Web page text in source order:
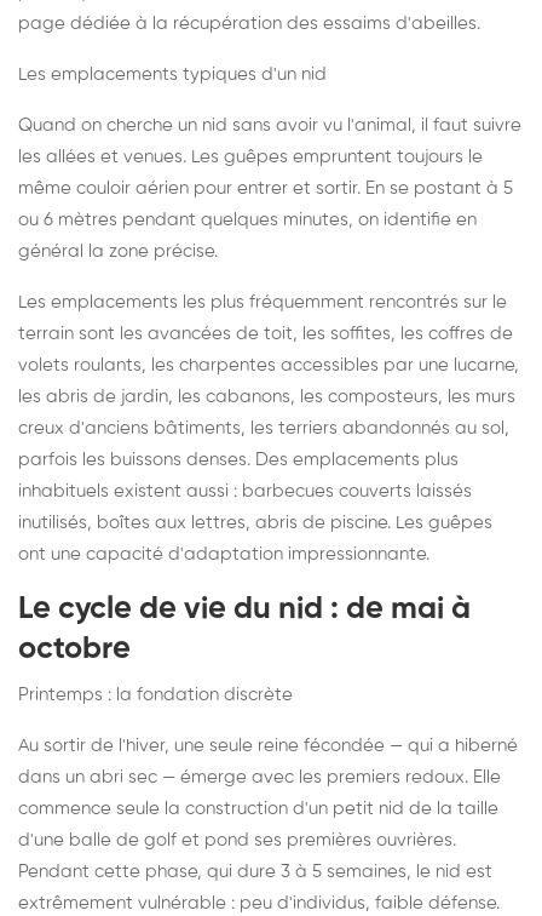
page dédiée à la récupération des essaims d'abeilles.
Les emplacements typiques d'un nid
Quand on cherche un nid sans avoir vu l'animal, il faut suivre
les allées et venues. Les guêpes empruntent toujours le
même couloir aérien pour entrer et sortir. En se postant à 5
ou 6 mètres pendant quelques minutes, on identifie en
général la zone précise.
Les emplacements les plus fréquemment rencontrés sur le
terrain sont les avancées de toit, les soffites, les coffres de
volets roulants, les charpentes accessibles par une lucarne,
les abris de jardin, les cabanons, les composteurs, les murs
creux d'anciens bâtiments, les terriers abandonnés au sol,
parfois les buissons denses. Des emplacements plus
inhabituels existent aussi : barbecues couverts laissés
inutilisés, boîtes aux lettres, abris de piscine. Les guêpes
ont une capacité d'adaptation impressionnante.
Le cycle de vie du nid : de mai à
octobre
Printemps : la fondation discrète
Au sortir de l'hiver, une seule reine fécondée — qui a hiberné
dans un abri sec — émerge avec les premiers redoux. Elle
commence seule la construction d'un petit nid de la taille
d'une balle de golf et pond ses premières ouvrières.
Pendant cette phase, qui dure 3 à 5 semaines, le nid est
extrêmement vulnérable : peu d'individus, faible défense.